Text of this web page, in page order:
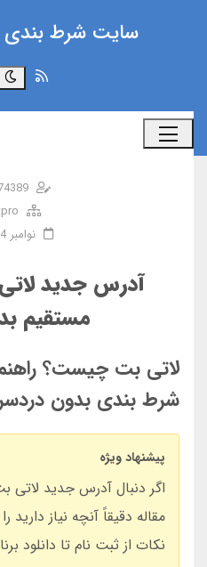
سایت شرط بندی
جستجو
نوامبر 24, 2025
آدرس جدید
مستقیم
لاتی بت چیست؟
شرط بندی بدون
پیشنهاد ویژه
اگر دنبال آدرس جدید لاتی
مقاله دقیقاً آنچه نیاز
نکات از ثبت نام تا دانلود